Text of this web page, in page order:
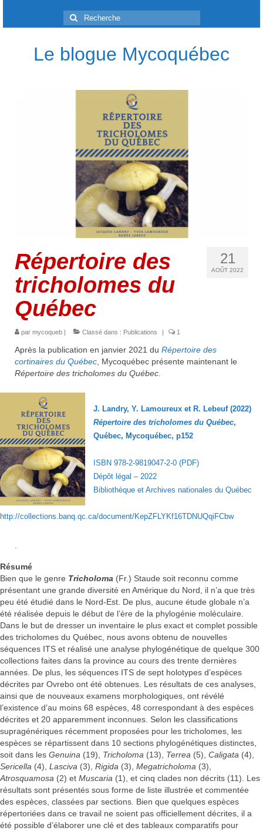
Rechercher
:
Le blogue Mycoquébec
21
AOÛT 2022
Répertoire des
tricholomes du
Québec
par mycoqueb | Classé dans : Publications | 1
Après la publication en janvier 2021 du Répertoire des
cortinaires du Québec , Mycoquébec présente maintenant le
Répertoire des tricholomes du Québec
J. Landry, Y. Lamoureux et R. Lebeuf (2022)
Répertoire des tricholomes du Québec,
Québec, Mycoquébec, p152
ISBN 978-2-9819047-2-0 (PDF)
Dépôt légal – 2022
Bibliothèque et Archives nationales du Québec
http://collections.banq.qc.ca/document/KepZFLYKf16TDNUQqiFCbw
Résumé
Bien que le genre Tricholoma (Fr.) Staude soit reconnu comme
présentant une grande diversité en Amérique du Nord, il n’a que très
peu été étudié dans le Nord-Est. De plus, aucune étude globale n’a
été réalisée depuis le début de l’ère de la phylogénie moléculaire.
Dans le but de dresser un inventaire le plus exact et complet possible
des tricholomes du Québec, nous avons obtenu de nouvelles
séquences ITS et réalisé une analyse phylogénétique de quelque 300
collections faites dans la province au cours des trente dernières
années. De plus, les séquences ITS de sept holotypes d’espèces
décrites par Ovrebo ont été obtenues. Les résultats de ces analyses,
ainsi que de nouveaux examens morphologiques, ont révélé
l’existence d’au moins 68 espèces, 48 correspondant à des espèces
décrites et 20 apparemment inconnues. Selon les classifications
supragénériques récemment proposées pour les tricholomes, les
espèces se répartissent dans 10 sections phylogénétiques distinctes,
soit dans les Genuina (19), Tricholoma (13), Terrea (5), Caligata (4),
Sericella (4), Lasciva (3), Rigida (3), Megatricholoma (3),
Atrosquamosa (2) et Muscaria (1), et cinq clades non décrits (11). Les
résultats sont présentés sous forme de liste illustrée et commentée
des espèces, classées par sections. Bien que quelques espèces
répertoriées dans ce travail ne soient pas officiellement décrites, il a
été possible d’élaborer une clé et des tableaux comparatifs pour